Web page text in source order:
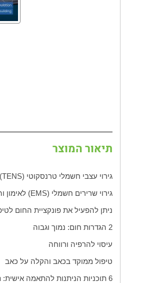
תיאור המוצר
גירוי עצבי חשמלי טרנסקוטי (TENS
גירוי שרירים חשמלי (EMS) לאימון
ניתן להפעיל את פונקציית החום
2 הגדרות חום: נמוך וגבוה
עיסוי להרפיה ורווחה
טיפול ממוקד בכאב והקלה על כאב
6 תוכניות הניתנות להתאמה אישית: תדירות ניתנת לתכנות, רוחב פעימה וזמן הפעלה/כיבוי בהתאם לצרכים הספציפיים שלך